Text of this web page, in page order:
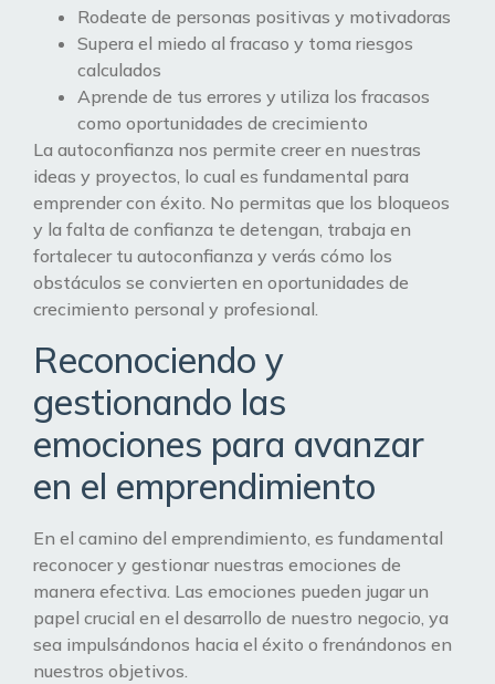
Rodeate de personas positivas y motivadoras
Supera el miedo al fracaso y toma riesgos
calculados
Aprende de tus errores y utiliza los fracasos
como oportunidades de crecimiento
La autoconfianza nos permite creer en nuestras
ideas y proyectos, lo cual es fundamental para
emprender con éxito. No permitas que los bloqueos
y la falta de confianza te detengan, trabaja en
fortalecer tu autoconfianza y verás cómo los
obstáculos se convierten en oportunidades de
crecimiento personal y profesional.
Reconociendo y
gestionando las
emociones para avanzar
en el emprendimiento
En el camino del emprendimiento, es fundamental
reconocer y gestionar nuestras emociones de
manera efectiva. Las emociones pueden jugar un
papel crucial en el desarrollo de nuestro negocio, ya
sea impulsándonos hacia el éxito o frenándonos en
nuestros objetivos.